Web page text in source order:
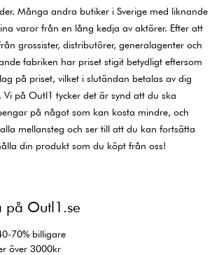
Många andra butiker i Sverige med liknande
varor från en lång kedja av aktörer. Efter att
grossister, distributörer, generalagenter och
fabriken har priset stigit betydligt eftersom
på priset, vilket i slutändan betalas av dig
Vi på Outl1 tycker det är synd att du ska
på något som kan kosta mindre, och
mellansteg och ser till att du kan fortsätta
din produkt som du köpt från oss!
på Outl1.se
70% billigare
över 3000kr